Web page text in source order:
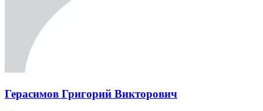
Герасимов Григорий Викторович